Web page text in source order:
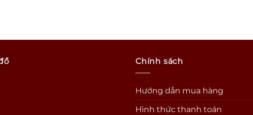
Chính sách
Hướng dẫn mua hàng
Hình thức thanh toán